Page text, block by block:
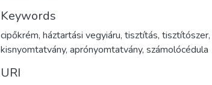
Keywords
cipőkrém, háztartási vegyiáru, tisztítás, tisztítószer,
kisnyomtatvány, aprónyomtatvány, számolócédula
URI